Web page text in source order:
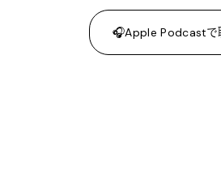
🎧Apple Podcastで